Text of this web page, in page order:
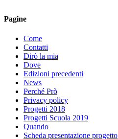
Pagine
Come
Contatti
Dirò la mia
Dove
Edizioni precedenti
News
Perché Prò
Privacy policy
Progetti 2018
Progetti Scuola 2019
Quando
Scheda presentazione progetto